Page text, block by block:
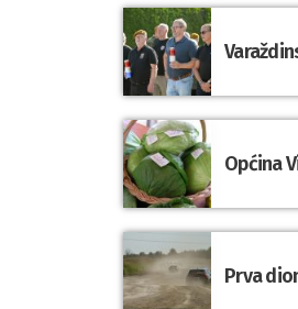
Općina
Prva